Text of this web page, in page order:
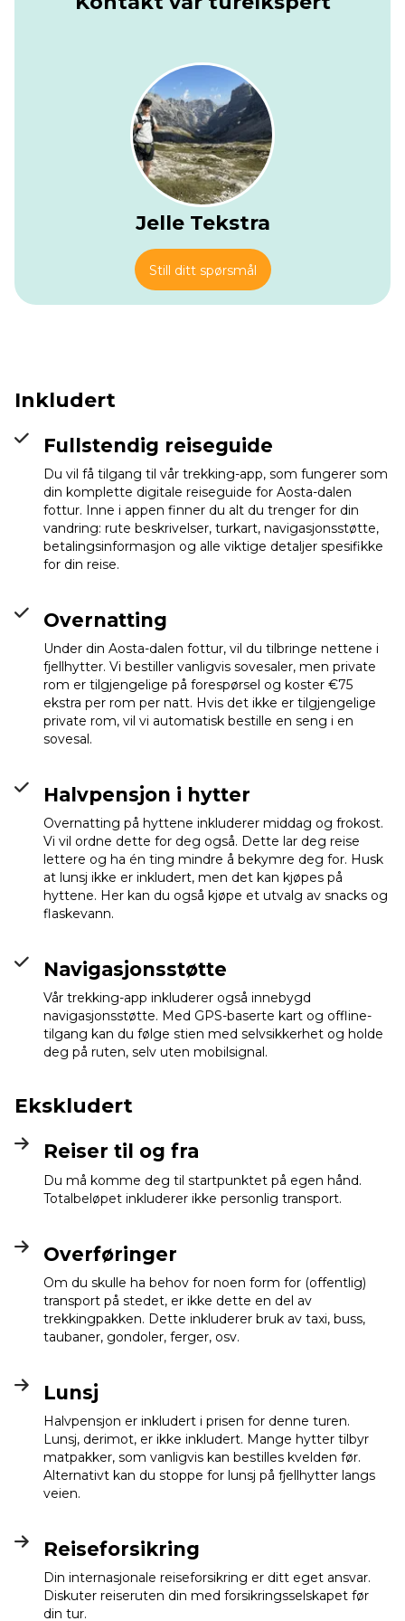
frem til den neste hytta, går du på en bred balkong over
Du forlater hytta på en lett sti langs strømmen, passerer
steinlader og sommerbeiter. Gradvis svinger stien oppover,
klatrer i sikk-sakk ved siden av fossefallene mot Finestra
d’Ey-passet. Her åpner utsikten seg til hengende
bassenger og fjerne topper på begge sider av ryggen. Fra
passet krysser en traverserende sti åpne åssider og
steinete rygger, med glimt av små innsjøer som ligger
nedenfor. En siste kontur gjennom lerketrærne bringer
bygningene til den neste hytta i sikte.
utsikt mot de omkringliggende toppene og landsbyene
langt nedenfor. Når du kommer frem, kan du legge sekken
fra deg i sovesalen og finne et sted på den treterrassen.
Rifugio Chalet de
Jelle Tekstra
Still ditt spørsmål
Inkludert
Fullstendig reiseguide
Du vil få tilgang til vår trekking-app, som fungerer som
din komplette digitale reiseguide for Aosta-dalen
fottur. Inne i appen finner du alt du trenger for din
vandring: rute beskrivelser, turkart, navigasjonsstøtte,
betalingsinformasjon og alle viktige detaljer spesifikke
for din reise.
Overnatting
Under din Aosta-dalen fottur, vil du tilbringe nettene i
fjellhytter. Vi bestiller vanligvis sovesaler, men private
rom er tilgjengelige på forespørsel og koster €75
ekstra per rom per natt. Hvis det ikke er tilgjengelige
private rom, vil vi automatisk bestille en seng i en
sovesal.
Halvpensjon i hytter
Overnatting på hyttene inkluderer middag og frokost.
Vi vil ordne dette for deg også. Dette lar deg reise
lettere og ha én ting mindre å bekymre deg for. Husk
at lunsj ikke er inkludert, men det kan kjøpes på
hyttene. Her kan du også kjøpe et utvalg av snacks og
flaskevann.
Navigasjonsstøtte
Vår trekking-app inkluderer også innebygd
navigasjonsstøtte. Med GPS-baserte kart og offline-
tilgang kan du følge stien med selvsikkerhet og holde
deg på ruten, selv uten mobilsignal.
Ekskludert
Reiser til og fra
Du må komme deg til startpunktet på egen hånd.
Totalbeløpet inkluderer ikke personlig transport.
Overføringer
Om du skulle ha behov for noen form for (offentlig)
transport på stedet, er ikke dette en del av
trekkingpakken. Dette inkluderer bruk av taxi, buss,
taubaner, gondoler, ferger, osv.
Lunsj
Halvpensjon er inkludert i prisen for denne turen.
Lunsj, derimot, er ikke inkludert. Mange hytter tilbyr
matpakker, som vanligvis kan bestilles kvelden før.
Alternativt kan du stoppe for lunsj på fjellhytter langs
veien.
Reiseforsikring
Din internasjonale reiseforsikring er ditt eget ansvar.
Diskuter reiseruten din med forsikringsselskapet før
din tur.